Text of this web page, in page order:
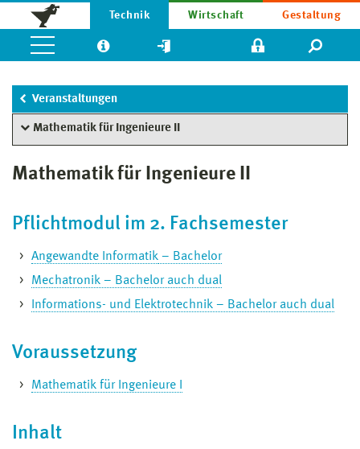
Technik Wirtschaft Gestaltung
Veranstaltungen
Mathematik für Ingenieure II
Mathematik für Ingenieure II
Pflichtmodul im 2. Fachsemester
Angewandte Informatik – Bachelor
Mechatronik – Bachelor auch dual
Informations- und Elektrotechnik – Bachelor auch dual
Voraussetzung
Mathematik für Ingenieure I
Inhalt